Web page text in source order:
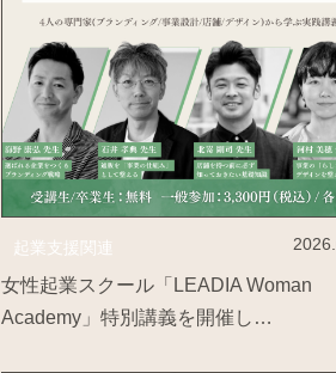
起業支援関連
女性起業スクール「LEADIA Woman
Academy」特別講義を開催し…